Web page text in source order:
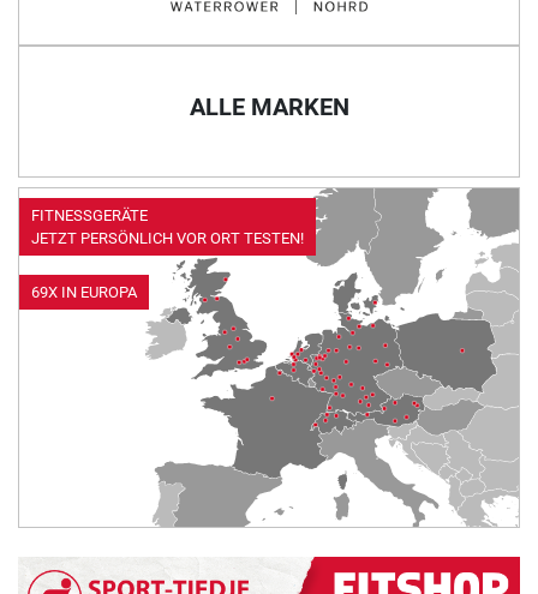
ALLE MARKEN
FITNESSGERÄTE
JETZT PERSÖNLICH VOR ORT TESTEN!
69X IN EUROPA